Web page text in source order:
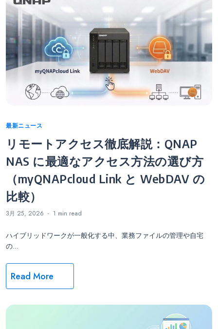
Categories
最新ニュース
リモートアクセス徹底解説：QNAP
NAS に最適なアクセス方法の選び方
（myQNAPcloud Link と WebDAV の
比較）
3月 25, 2026 1 min read
ハイブリッドワークが一般化する中、業務ファイルの管理や自宅
の…
Read More